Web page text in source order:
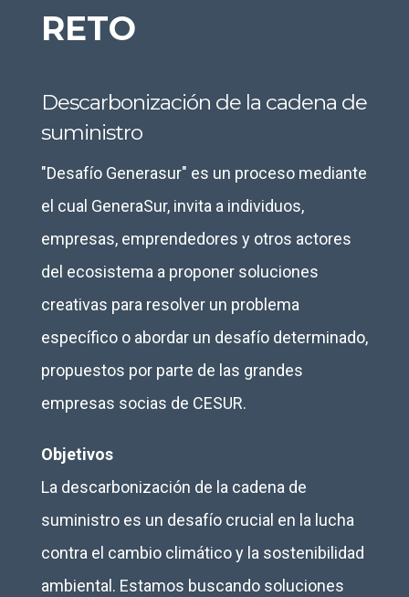
RETO
Descarbonización de la cadena de
suministro
"Desafío Generasur" es un proceso mediante
el cual GeneraSur, invita a individuos,
empresas, emprendedores y otros actores
del ecosistema a proponer soluciones
creativas para resolver un problema
específico o abordar un desafío determinado,
propuestos por parte de las grandes
empresas socias de CESUR.
Objetivos
La descarbonización de la cadena de
suministro es un desafío crucial en la lucha
contra el cambio climático y la sostenibilidad
ambiental. Estamos buscando soluciones